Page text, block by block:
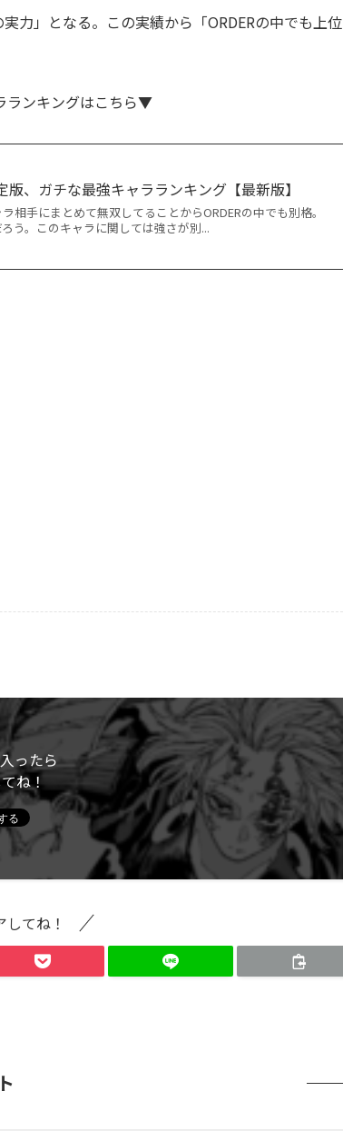
力」となる。この実績から「ORDERの中でも上位
ランキングはこちら▼
版、ガチな最強キャラランキング【最新版】
ラ相手にまとめて無双してることからORDERの中でも別格。
う。このキャラに関しては強さが別...
ったら
ね！
てね！